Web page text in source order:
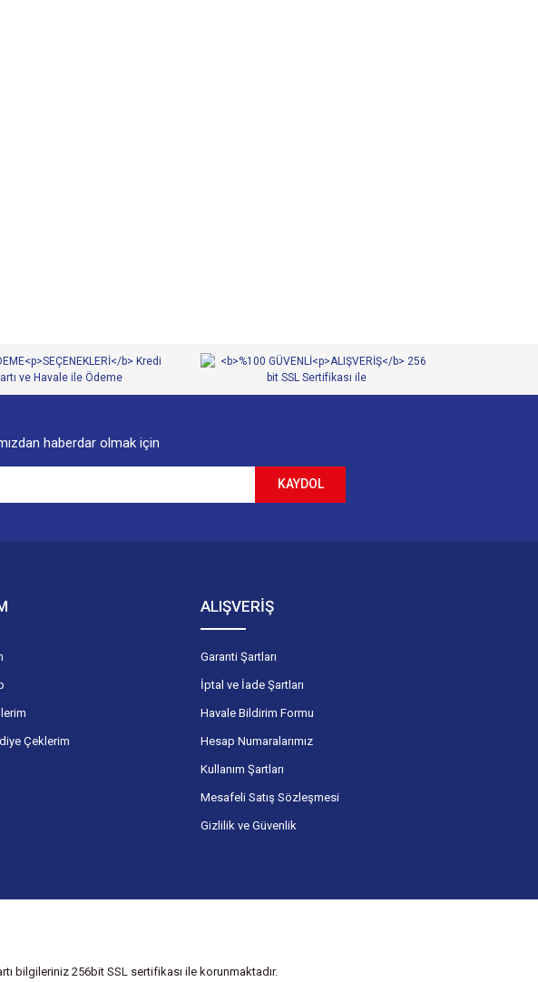
haberdar olmak için
KAYDOL
Çeklerim
ALIŞVERİŞ
Garanti Şartları
İptal ve İade Şartları
Havale Bildirim Formu
Hesap Numaralarımız
Kullanım Şartları
Mesafeli Satış Sözleşmesi
Gizlilik ve Güvenlik
bilgileriniz 256bit SSL sertifikası ile korunmaktadır.